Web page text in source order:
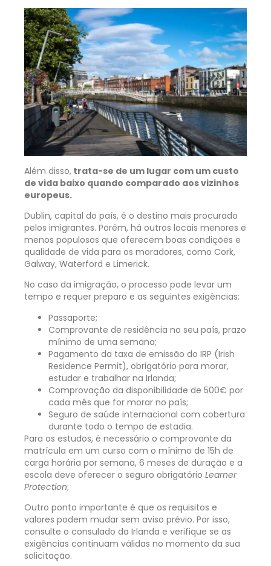
Além disso, trata-se de um lugar com um custo
de vida baixo quando comparado aos vizinhos
europeus.
Dublin, capital do país, é o destino mais procurado
pelos imigrantes. Porém, há outros locais menores e
menos populosos que oferecem boas condições e
qualidade de vida para os moradores, como Cork,
Galway, Waterford e Limerick.
No caso da imigração, o processo pode levar um
tempo e requer preparo e as seguintes exigências:
Passaporte;
Comprovante de residência no seu país, prazo
mínimo de uma semana;
Pagamento da taxa de emissão do IRP (Irish
Residence Permit), obrigatório para morar,
estudar e trabalhar na Irlanda;
Comprovação da disponibilidade de 500€ por
cada mês que for morar no país;
Seguro de saúde internacional com cobertura
durante todo o tempo de estadia.
Para os estudos, é necessário o comprovante da
matrícula em um curso com o mínimo de 15h de
carga horária por semana, 6 meses de duração e a
escola deve oferecer o seguro obrigatório Learner
Protection;
Outro ponto importante é que os requisitos e
valores podem mudar sem aviso prévio. Por isso,
consulte o consulado da Irlanda e verifique se as
exigências continuam válidas no momento da sua
solicitação.